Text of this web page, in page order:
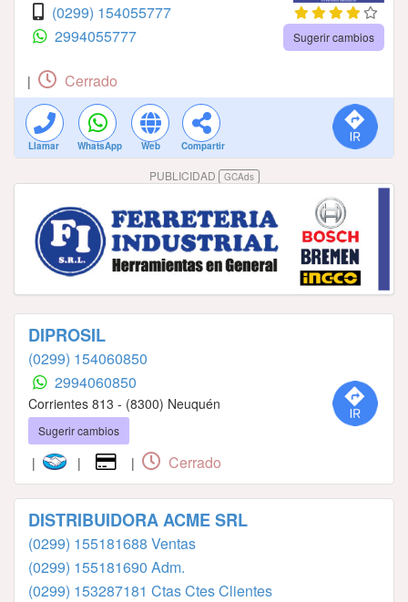
(0299) 154055777
2994055777
Sugerir cambios
| Cerrado
Llamar WhatsApp Web Compartir
PUBLICIDAD GCAds
DIPROSIL
(0299) 154060850
2994060850
Corrientes 813 - (8300) Neuquén
Sugerir cambios
| | | Cerrado
DISTRIBUIDORA ACME SRL
(0299) 155181688 Ventas
(0299) 155181690 Adm.
(0299) 153287181 Ctas Ctes Clientes